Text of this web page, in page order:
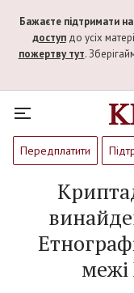
Бажаєте підтримати
доступдо усіх
пожертву тут.
Передплатити
межі